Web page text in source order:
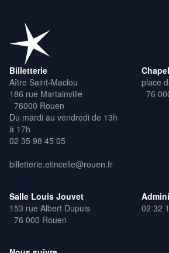
Billetterie
Aître Saint-Maclou
186 rue Martainville
76000 Rouen
Du mardi au vendredi de 13h
à 17h
02 35 98 45 05
billetterie.etincelle@rouen.fr
place
76
Salle Louis Jouvet
153 rue Albert Dupuis
76 000 Rouen
02 32